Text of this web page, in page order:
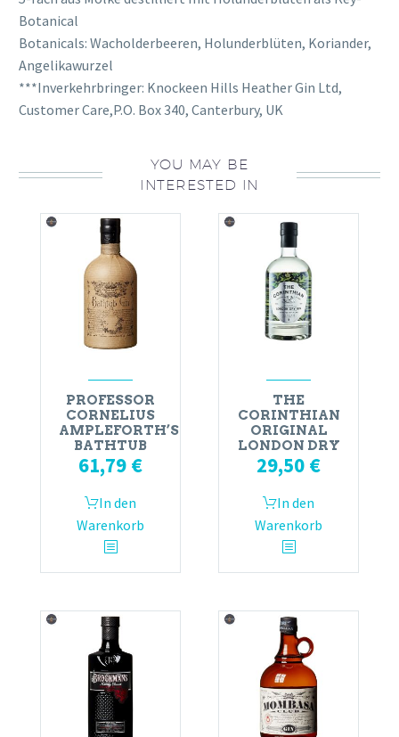
Botanical
Botanicals: Wacholderbeeren, Holunderblüten, Koriander,
Angelikawurzel
***Inverkehrbringer: Knockeen Hills Heather Gin Ltd,
Customer Care,P.O. Box 340, Canterbury, UK
YOU MAY BE
INTERESTED IN
PROFESSOR
CORNELIUS
AMPLEFORTH’S
BATHTUB
61,79 €
In den
Warenkorb
THE
CORINTHIAN
ORIGINAL
LONDON DRY
29,50 €
In den
Warenkorb